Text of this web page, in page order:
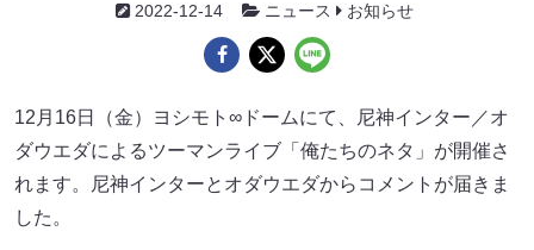
2022-12-14 ニュース お知らせ
12月16日（金）ヨシモト∞ドームにて、尼神インター／オ
ダウエダによるツーマンライブ「俺たちのネタ」が開催さ
れます。尼神インターとオダウエダからコメントが届きま
した。